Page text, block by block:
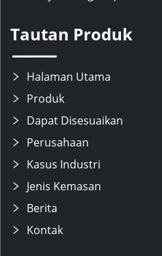
Tautan Produk
Halaman Utama
Produk
Dapat Disesuaikan
Perusahaan
Kasus Industri
Jenis Kemasan
Berita
Kontak